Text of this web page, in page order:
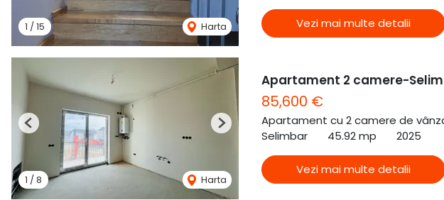
1 /15 Harta Vezi mai multe detalii
1 /8 Harta
Previous Next
Apartament 2 camere-
85,600 €
Apartament cu 2 camere de
Selimbar
45.92 mp 2025
Vezi mai multe detalii